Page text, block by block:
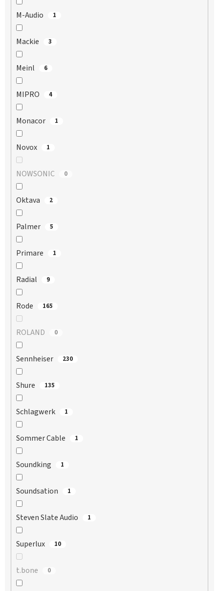
M-Audio 1
Mackie 3
Meinl 6
MIPRO 4
Monacor 1
Novox 1
NOWSONIC 0
Oktava 2
Palmer 5
Primare 1
Radial 9
Rode 165
ROLAND 0
Sennheiser 230
Shure 135
Schlagwerk 1
Sommer Cable 1
Soundking 1
Soundsation 1
Steven Slate Audio 1
Superlux 10
t.bone 0